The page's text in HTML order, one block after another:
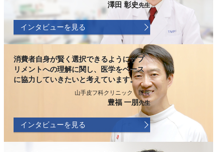
澤田 彰史先生
インタビューを見る
消費者自身が賢く選択できるようにサプ
リメントへの理解に関し、医学をベース
に協力していきたいと考えています。
山手皮フ科クリニック 院長
豊福 一朋先生
インタビューを見る